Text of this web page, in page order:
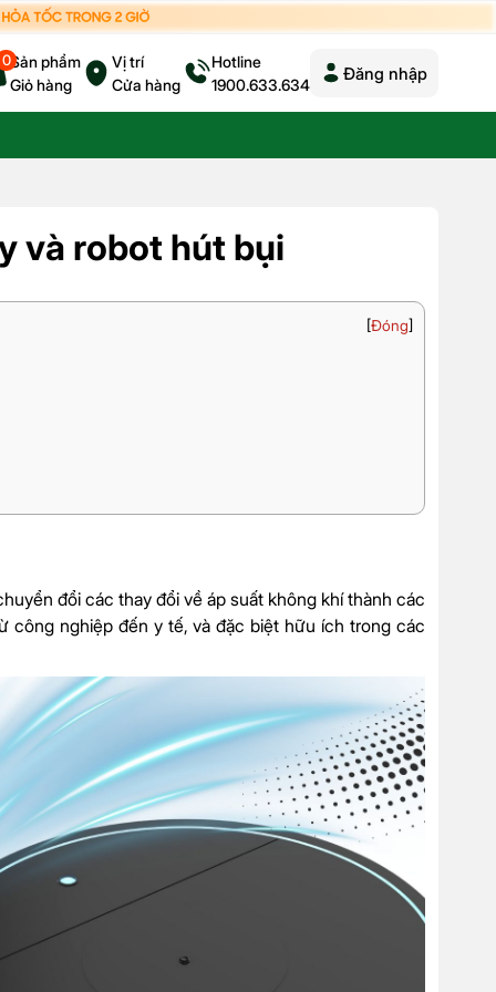
0Sản phẩm
Giỏ hàng
Vị trí
Cửa hàng
Hotline
1900.633.634
Đăng nhập
và robot hút bụi
[Đóng]
đổi các thay đổi về áp suất không khí thành các
công nghiệp đến y tế, và đặc biệt hữu ích trong các